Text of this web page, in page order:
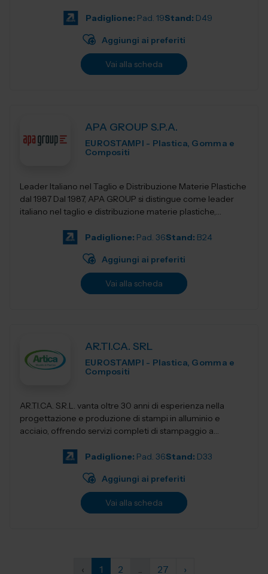
Padiglione: Pad. 19Stand: D49
Aggiungi ai preferiti
Vai alla scheda
APA GROUP S.P.A.
EUROSTAMPI - Plastica, Gomma e
Compositi
Leader Italiano nel Taglio e Distribuzione Materie Plastiche
dal 1987 Dal 1987, APA GROUP si distingue come leader
italiano nel taglio e distribuzione materie plastiche,
Padiglione: Pad. 36Stand: B24
Aggiungi ai preferiti
Vai alla scheda
AR.TI.CA. SRL
EUROSTAMPI - Plastica, Gomma e
Compositi
AR.TI.CA. S.R.L. vanta oltre 30 anni di esperienza nella
progettazione e produzione di stampi in alluminio e
acciaio, offrendo servizi completi di stampaggio a
Padiglione: Pad. 36Stand: D33
Aggiungi ai preferiti
Vai alla scheda
‹ 1 2 ... 27 ›